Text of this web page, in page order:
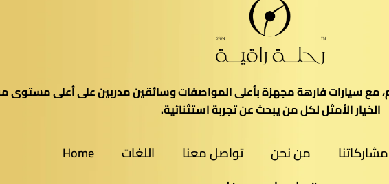
مع سيارات فارهة مجهزة بأعلى المواصفات وسائقين مدربين على أعلى مستوى
الخيار الأمثل لكل من يبحث عن تجربة استثنائية.
مشاركاتنا من نحن تواصل معنا اللغات Home